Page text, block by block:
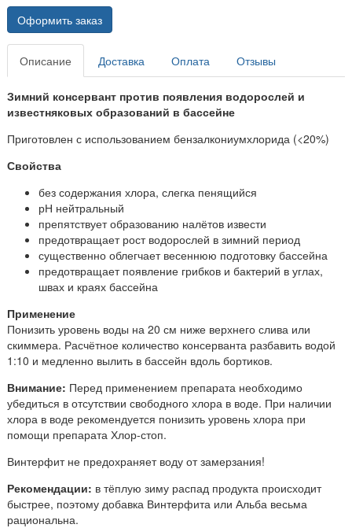
Оформить заказ
Описание Доставка Оплата Отзывы
Зимний консервант против появления водорослей и
известняковых образований в бассейне
Приготовлен с использованием бензалкониумхлорида (<20%)
Свойства
без содержания хлора, слегка пенящийся
рН нейтральный
препятствует образованию налётов извести
предотвращает рост водорослей в зимний период
существенно облегчает весеннюю подготовку бассейна
предотвращает появление грибков и бактерий в углах,
швах и краях бассейна
Применение
Понизить уровень воды на 20 см ниже верхнего слива или
скиммера. Расчётное количество консерванта разбавить водой
1:10 и медленно вылить в бассейн вдоль бортиков.
Внимание: Перед применением препарата необходимо
убедиться в отсутствии свободного хлора в воде. При наличии
хлора в воде рекомендуется понизить уровень хлора при
помощи препарата Хлор-стоп.
Винтерфит не предохраняет воду от замерзания!
Рекомендации: в тёплую зиму распад продукта происходит
быстрее, поэтому добавка Винтерфита или Альба весьма
рациональна.